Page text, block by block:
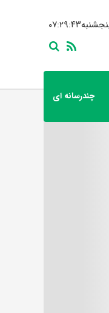
۰۷:۲۹:۴۵
چندرسانه ای